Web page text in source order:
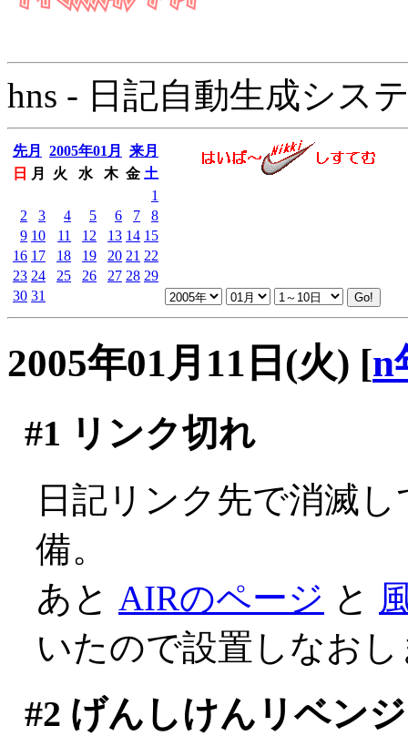
hns - 日記自動生成シス
先月 2005年01月
来月
日
月 火 水 木 金 土
1
2
3 4 5 6 7
8
9 10 11 12 13 14 15
16 17 18 19 20 21 22
23 24 25 26 27 28 29
30 31
2005年01月11日(火) [n
#1 リンク切れ
日記リンク先で消滅
備。
あと AIRのページ と
いたので設置しなお
#2 げんしけんリベンジ